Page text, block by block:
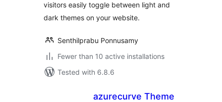
visitors easily toggle between light and
dark themes on your website.
Senthilprabu Ponnusamy
Fewer than 10 active installations
Tested with 6.8.6
azurecurve Theme